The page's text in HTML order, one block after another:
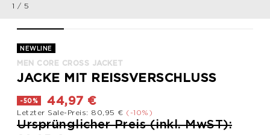
1 / 5
NEWLINE
MEN CORE CROSS JACKET
JACKE MIT REISSVERSCHLUSS
-50% 44,97 €
Letzter Sale-Preis: 80,95 € (-10%)
Preis reduziert von
Ursprünglicher Preis (inkl. MwST):